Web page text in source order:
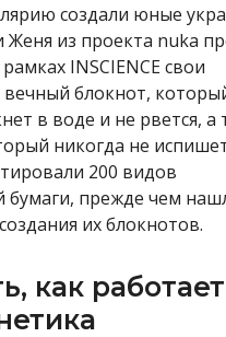
создали юные
Женя из проекта nuka
INSCIENCE свои
блокнот,
в воде и не рвется, а
никогда не
200 видов
бумаги, прежде чем
их блокнотов.
как работает